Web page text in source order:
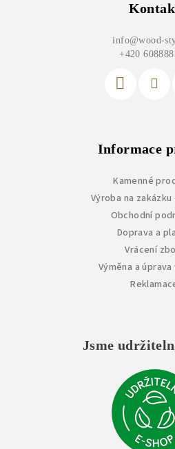
info@wood-
+420
Informace
Kamenné
Výroba na zakázku
Obchodní
Doprava a
Vrácení
Výměna a
Jsme